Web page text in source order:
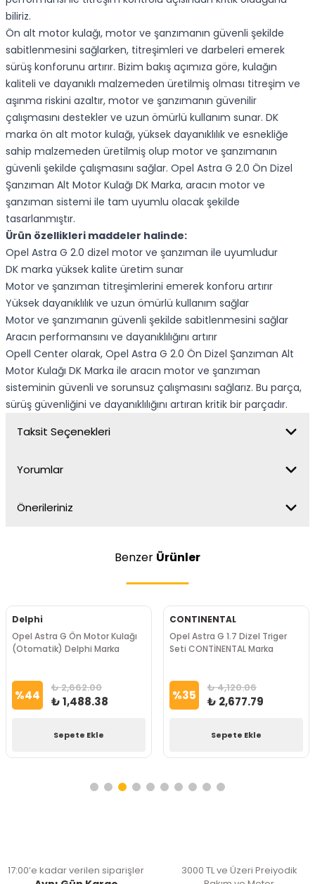
biliriz.
Ön alt motor kulağı, motor ve şanzımanın güvenli şekilde
sabitlenmesini sağlarken, titreşimleri ve darbeleri emerek
sürüş konforunu artırır. Bizim bakış açımıza göre, kulağın
kaliteli ve dayanıklı malzemeden üretilmiş olması titreşim ve
aşınma riskini azaltır, motor ve şanzımanın güvenilir
çalışmasını destekler ve uzun ömürlü kullanım sunar. DK
marka ön alt motor kulağı, yüksek dayanıklılık ve esnekliğe
sahip malzemeden üretilmiş olup motor ve şanzımanın
güvenli şekilde çalışmasını sağlar. Opel Astra G 2.0 Ön Dizel
Şanzıman Alt Motor Kulağı DK Marka, aracın motor ve
şanzıman sistemi ile tam uyumlu olacak şekilde
tasarlanmıştır.
Ürün özellikleri maddeler halinde:
Opel Astra G 2.0 dizel motor ve şanzıman ile uyumludur
DK marka yüksek kalite üretim sunar
Motor ve şanzıman titreşimlerini emerek konforu artırır
Yüksek dayanıklılık ve uzun ömürlü kullanım sağlar
Motor ve şanzımanın güvenli şekilde sabitlenmesini sağlar
Aracın performansını ve dayanıklılığını artırır
Opell Center olarak, Opel Astra G 2.0 Ön Dizel Şanzıman Alt
Motor Kulağı DK Marka ile aracın motor ve şanzıman
sisteminin güvenli ve sorunsuz çalışmasını sağlarız. Bu parça,
sürüş güvenliğini ve dayanıklılığını artıran kritik bir parçadır.
Taksit Seçenekleri
Yorumlar
Önerileriniz
Benzer Ürünler
Delphi
Opel Astra G Ön Motor Kulağı
(Otomatik) Delphi Marka
%44 ₺ 2,662.00
₺ 1,488.38
Sepete Ekle
CONTINENTAL
Opel Astra G 1.7 Dizel Triger
Seti CONTİNENTAL Marka
%35 ₺ 4,120.06
₺ 2,677.79
Sepete Ekle
17:00’e kadar verilen siparişler
3000 TL ve Üzeri Preiyodik